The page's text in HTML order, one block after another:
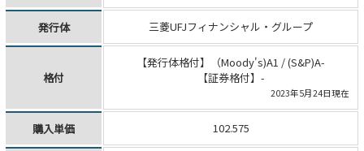
発行体 三菱UFJフィナンシャル・グループ
格付
【発行体格付】（Moody's)A1 / (S&P)A-
【証券格付】-
2023年5月24日現在
購入単価 102.575